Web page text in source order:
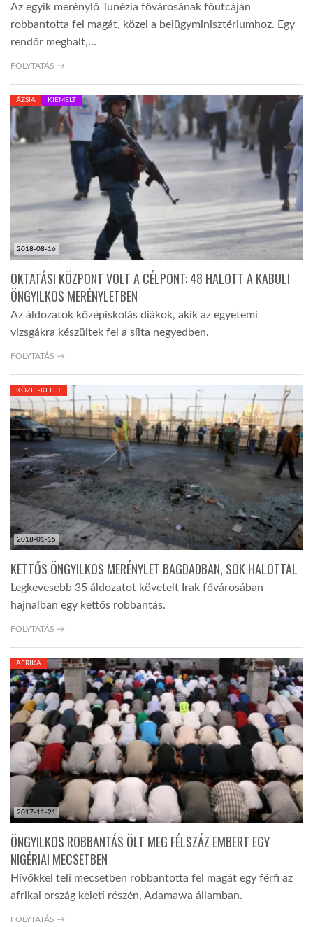
LINKTR.EE
DOBRAVERO.HU
LATIMO.HU
GLOBOBOOK
Az egyik merénylő Tunézia fővárosának főutcáján
robbantotta fel magát, közel a belügyminisztériumhoz. Egy
rendőr meghalt,…
FOLYTATÁS →
2018-08-16
ÁZSIA KIEMELT
OKTATÁSI KÖZPONT VOLT A CÉLPONT: 48 HALOTT A KABULI
ÖNGYILKOS MERÉNYLETBEN
Az áldozatok középiskolás diákok, akik az egyetemi
vizsgákra készültek fel a síita negyedben.
FOLYTATÁS →
2018-01-15
KÖZEL-KELET
KETTŐS ÖNGYILKOS MERÉNYLET BAGDADBAN, SOK HALOTTAL
Legkevesebb 35 áldozatot követelt Irak fővárosában
hajnalban egy kettős robbantás.
FOLYTATÁS →
2017-11-21
AFRIKA
ÖNGYILKOS ROBBANTÁS ÖLT MEG FÉLSZÁZ EMBERT EGY
NIGÉRIAI MECSETBEN
Hívőkkel teli mecsetben robbantotta fel magát egy férfi az
afrikai ország keleti részén, Adamawa államban.
FOLYTATÁS →